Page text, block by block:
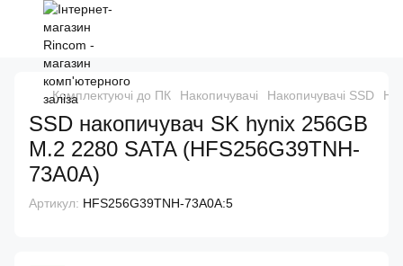
Комплектуючі до ПК Накопичувачі Накопичувачі SSD
SSD накопичувач SK hynix 256GB
M.2 2280 SATA (HFS256G39TNH-
73A0A)
Артикул: HFS256G39TNH-73A0A:5